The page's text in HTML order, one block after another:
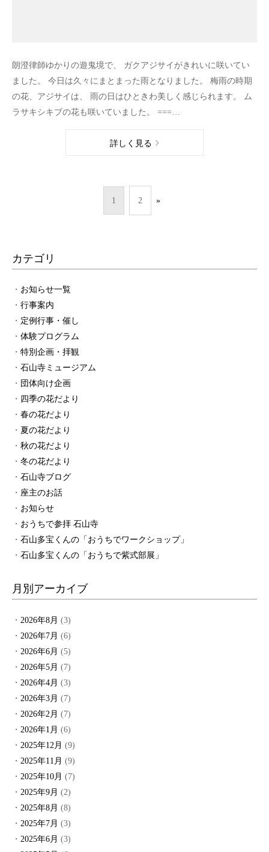
朗澄律師ゆかりの遊鬼境で、 ガクアジサイがきれいに咲いてい
ました。 今日は久々にまとまった雨となりました。 梅雨の時期
の花、アジサイは、 雨の日はひときわ美しく感じられます。 ム
ラサキシキブの花も咲いていました。 ===…
詳しく見る
1 2 »
カテゴリ
お知らせ一覧
行事案内
定例行事・催し
体験プログラム
特別企画・拝観
石山寺ミュージアム
団体向け企画
四季の花だより
春の花だより
夏の花だより
秋の花だより
冬の花だより
石山寺ブログ
座主のお話
お知らせ
おうちで参拝 石山寺
石山多宝くんの「おうちでワークショップ」
石山多宝くんの「おうちで紫式部展」
月別アーカイブ
2026年8月 (3)
2026年7月 (6)
2026年6月 (5)
2026年5月 (7)
2026年4月 (3)
2026年3月 (7)
2026年2月 (7)
2026年1月 (6)
2025年12月 (9)
2025年11月 (9)
2025年10月 (7)
2025年9月 (2)
2025年8月 (8)
2025年7月 (3)
2025年6月 (3)